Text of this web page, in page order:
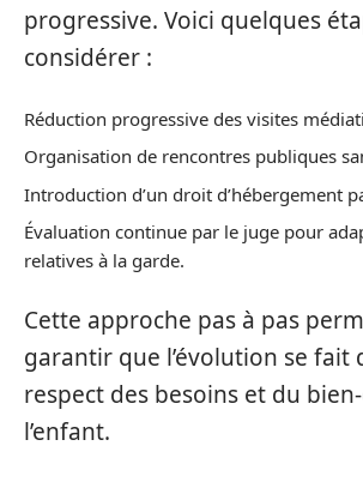
progressive. Voici quelques
considérer :
Réduction progressive des visites
Organisation de rencontres publiques
Introduction d’un droit d’hébergement
Évaluation continue par le juge pour
relatives à la garde.
Cette approche pas à pas
garantir que l’évolution se fait
respect des besoins et du
l’enfant.